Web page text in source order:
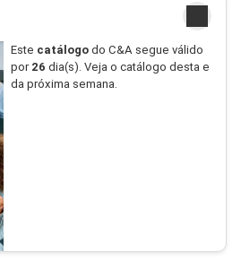
Este catálogodo C&A segue válido
por 26 dia(s). Veja o catálogo desta e
da próxima semana.